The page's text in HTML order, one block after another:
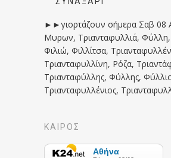
►►γιορτάζουν σήμερα Σαβ 08
Μυρων, Τριανταφυλλιά,
Φιλιώ, Φιλλίτσα,
Τριανταφυλλίνη, Ρόζα,
Τριανταφύλλης, Φύλλης,
Τριανταφυλλένιος,
ΚΑΙΡΟΣ